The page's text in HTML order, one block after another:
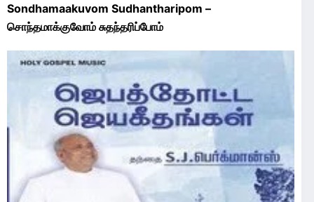
Sondhamaakuvom Sudhantharipom –
சொந்தமாக்குவோம் சுதந்தரிப்போம்